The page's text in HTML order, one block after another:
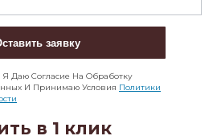
заявку
Даю Согласие На Обработку
И Принимаю Условия Политики
в 1 клик